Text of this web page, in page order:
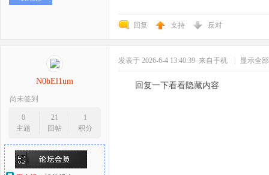
回复 支持 反对
N0bEl1um
尚未签到
0
主题
21
回帖
1
积分
发表于 2026-6-4 13:40:39 来自手机 显示全
回复一下看看隐藏内容